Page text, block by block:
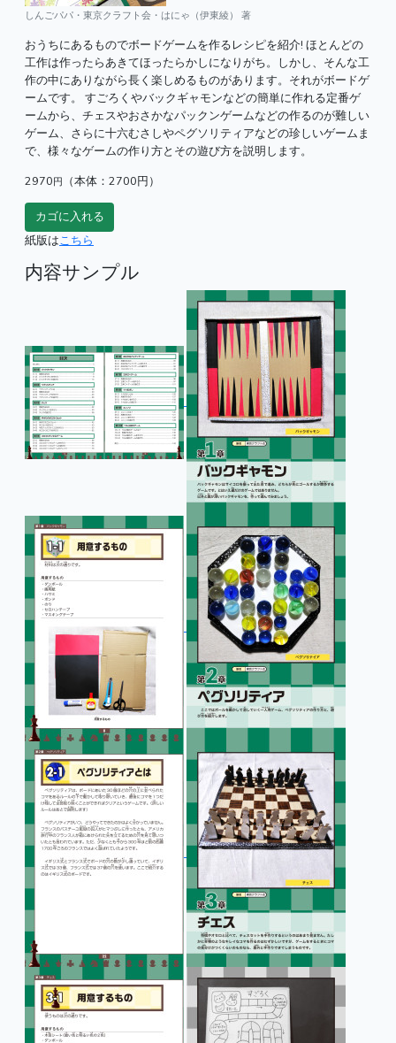
しんごパパ・東京クラフト会・はにゃ（伊東綾） 著
おうちにあるものでボードゲームを作るレシピを紹介! ほとんどの
工作は作ったらあきてほったらかしになりがち。しかし、そんな工
作の中にありながら長く楽しめるものがあります。それがボードゲ
ームです。 すごろくやバックギャモンなどの簡単に作れる定番ゲ
ームから、チェスやおさかなパックンゲームなどの作るのが難しい
ゲーム、さらに十六むさしやペグソリティアなどの珍しいゲームま
で、様々なゲームの作り方とその遊び方を説明します。
2970円 （本体：2700円）
紙版はこちら
内容サンプル